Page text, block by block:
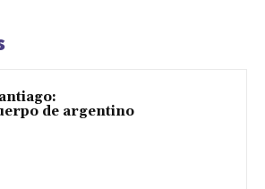
de argentino